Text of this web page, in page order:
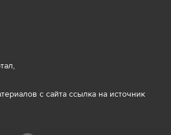
с сайта ссылка на источник